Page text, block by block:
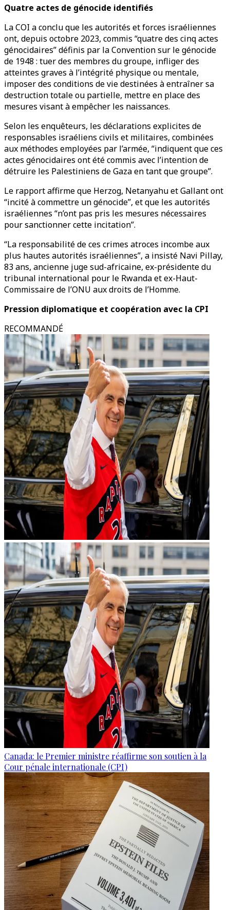
Quatre actes de génocide identifiés
La COI a conclu que les autorités et forces israéliennes
ont, depuis octobre 2023, commis “quatre des cinq actes
génocidaires” définis par la Convention sur le génocide
de 1948 : tuer des membres du groupe, infliger des
atteintes graves à l’intégrité physique ou mentale,
imposer des conditions de vie destinées à entraîner sa
destruction totale ou partielle, mettre en place des
mesures visant à empêcher les naissances.
Selon les enquêteurs, les déclarations explicites de
responsables israéliens civils et militaires, combinées
aux méthodes employées par l’armée, “indiquent que ces
actes génocidaires ont été commis avec l’intention de
détruire les Palestiniens de Gaza en tant que groupe”.
Le rapport affirme que Herzog, Netanyahu et Gallant ont
“incité à commettre un génocide”, et que les autorités
israéliennes “n’ont pas pris les mesures nécessaires
pour sanctionner cette incitation”.
“La responsabilité de ces crimes atroces incombe aux
plus hautes autorités israéliennes”, a insisté Navi Pillay,
83 ans, ancienne juge sud-africaine, ex-présidente du
tribunal international pour le Rwanda et ex-Haut-
Commissaire de l’ONU aux droits de l’Homme.
Pression diplomatique et coopération avec la CPI
RECOMMANDÉ
Canada: le Premier ministre réaffirme son soutien à la
Cour pénale internationale (CPI)